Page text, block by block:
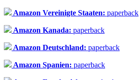
Amazon Vereinigte Staaten: paperback
Amazon Kanada: paperback
Amazon Deutschland: paperback
Amazon Spanien: paperback